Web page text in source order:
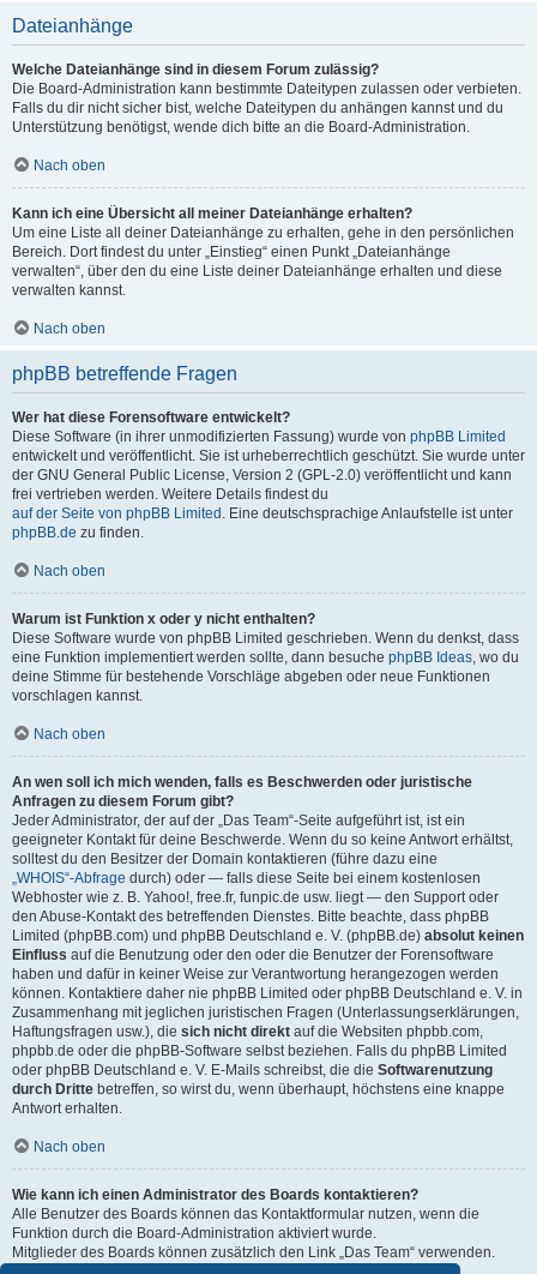
Dateianhänge
Welche Dateianhänge sind in diesem Forum zulässig?
Die Board-Administration kann bestimmte Dateitypen zulassen oder verbieten.
Falls du dir nicht sicher bist, welche Dateitypen du anhängen kannst und du
Unterstützung benötigst, wende dich bitte an die Board-Administration.
Nach oben
Kann ich eine Übersicht all meiner Dateianhänge erhalten?
Um eine Liste all deiner Dateianhänge zu erhalten, gehe in den persönlichen
Bereich. Dort findest du unter „Einstieg“ einen Punkt „Dateianhänge
verwalten“, über den du eine Liste deiner Dateianhänge erhalten und diese
verwalten kannst.
Nach oben
phpBB betreffende Fragen
Wer hat diese Forensoftware entwickelt?
Diese Software (in ihrer unmodifizierten Fassung) wurde von phpBB Limited
entwickelt und veröffentlicht. Sie ist urheberrechtlich geschützt. Sie wurde unter
der GNU General Public License, Version 2 (GPL-2.0) veröffentlicht und kann
frei vertrieben werden. Weitere Details findest du
auf der Seite von phpBB Limited . Eine deutschsprachige Anlaufstelle ist unter
phpBB.de zu finden.
Nach oben
Warum ist Funktion x oder y nicht enthalten?
Diese Software wurde von phpBB Limited geschrieben. Wenn du denkst, dass
eine Funktion implementiert werden sollte, dann besuche phpBB Ideas, wo du
deine Stimme für bestehende Vorschläge abgeben oder neue Funktionen
vorschlagen kannst.
Nach oben
An wen soll ich mich wenden, falls es Beschwerden oder juristische
Anfragen zu diesem Forum gibt?
Jeder Administrator, der auf der „Das Team“-Seite aufgeführt ist, ist ein
geeigneter Kontakt für deine Beschwerde. Wenn du so keine Antwort erhältst,
solltest du den Besitzer der Domain kontaktieren (führe dazu eine
„WHOIS“-Abfrage durch) oder — falls diese Seite bei einem kostenlosen
Webhoster wie z. B. Yahoo!, free.fr, funpic.de usw. liegt — den Support oder
den Abuse-Kontakt des betreffenden Dienstes. Bitte beachte, dass phpBB
Limited (phpBB.com) und phpBB Deutschland e. V. (phpBB.de) absolut keinen
Einfluss auf die Benutzung oder den oder die Benutzer der Forensoftware
haben und dafür in keiner Weise zur Verantwortung herangezogen werden
können. Kontaktiere daher nie phpBB Limited oder phpBB Deutschland e. V. in
Zusammenhang mit jeglichen juristischen Fragen (Unterlassungserklärungen,
Haftungsfragen usw.), die sich nicht direkt auf die Websiten phpbb.com,
phpbb.de oder die phpBB-Software selbst beziehen. Falls du phpBB Limited
oder phpBB Deutschland e. V. E-Mails schreibst, die die Softwarenutzung
durch Dritte betreffen, so wirst du, wenn überhaupt, höchstens eine knappe
Antwort erhalten.
Nach oben
Wie kann ich einen Administrator des Boards kontaktieren?
Alle Benutzer des Boards können das Kontaktformular nutzen, wenn die
Funktion durch die Board-Administration aktiviert wurde.
Mitglieder des Boards können zusätzlich den Link „Das Team“ verwenden.